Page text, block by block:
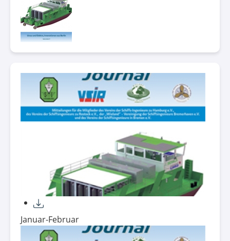
Januar-Februar